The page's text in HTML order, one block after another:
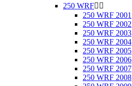
250 WRF 
250 WRF 2001
250 WRF 2002
250 WRF 2003
250 WRF 2004
250 WRF 2005
250 WRF 2006
250 WRF 2007
250 WRF 2008